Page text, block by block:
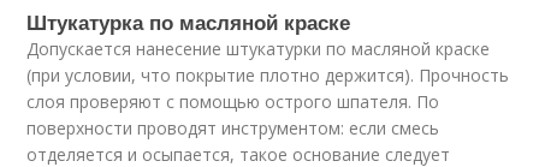
Штукатурка по масляной краске
Допускается нанесение штукатурки по масляной краске
(при условии, что покрытие плотно держится). Прочность
слоя проверяют с помощью острого шпателя. По
поверхности проводят инструментом: если смесь
отделяется и осыпается, такое основание следует